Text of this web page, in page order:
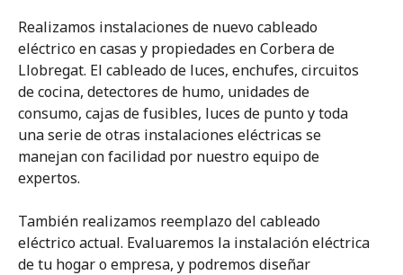
Realizamos instalaciones de nuevo cableado
eléctrico en casas y propiedades en Corbera de
Llobregat. El cableado de luces, enchufes, circuitos
de cocina, detectores de humo, unidades de
consumo, cajas de fusibles, luces de punto y toda
una serie de otras instalaciones eléctricas se
manejan con facilidad por nuestro equipo de
expertos.
También realizamos reemplazo del cableado
eléctrico actual. Evaluaremos la instalación eléctrica
de tu hogar o empresa, y podremos diseñar